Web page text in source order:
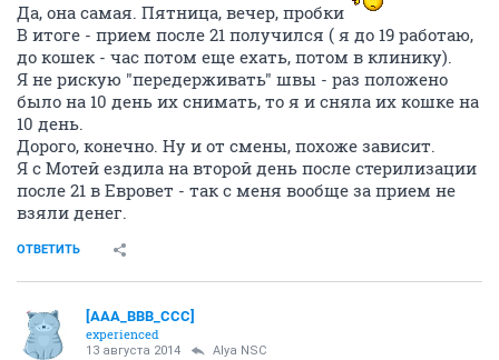
Да, она самая. Пятница, вечер, пробки
В итоге - прием после 21 получился ( я до 19 работаю,
до кошек - час потом еще ехать, потом в клинику).
Я не рискую "передерживать" швы - раз положено
было на 10 день их снимать, то я и сняла их кошке на
10 день.
Дорого, конечно. Ну и от смены, похоже зависит.
Я с Мотей ездила на второй день после стерилизации
после 21 в Евровет - так с меня вообще за прием не
взяли денег.
ОТВЕТИТЬ
[AAA_BBB_CCC]
experienced
13 августа 2014 Alya NSC